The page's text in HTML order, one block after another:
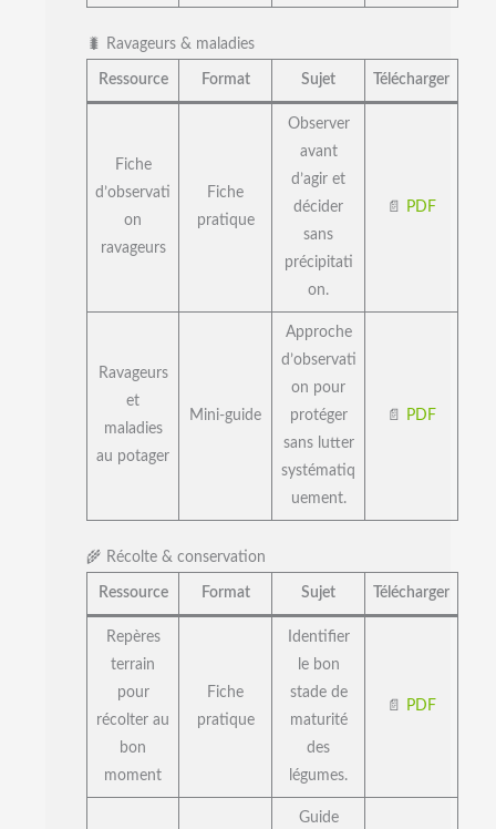
🐛 Ravageurs & maladies
Ressource Format Sujet Télécharger
Fiche
d’observati
on
ravageurs
Fiche
pratique
Observer
avant
d’agir et
décider
sans
précipitati
on.
📄 PDF
Ravageurs
et
maladies
au potager
Mini-guide
Approche
d’observati
on pour
protéger
sans lutter
systématiq
uement.
📄 PDF
🌾 Récolte & conservation
Ressource Format Sujet Télécharger
Repères
terrain
pour
récolter au
bon
moment
Fiche
pratique
Identifier
le bon
stade de
maturité
des
légumes.
📄 PDF
Guide